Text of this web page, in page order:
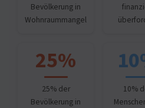
Bevölkerung in
Wohnraummangel
25%
25% der
Bevölkerung in
10%